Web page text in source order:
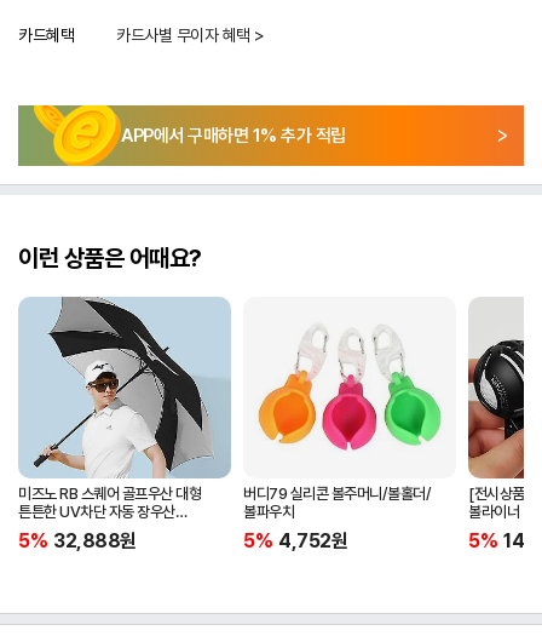
카드혜택 카드사별 무이자 혜택 >
APP에서 구매하면 1% 추가 적립
이런 상품은 어때요?
미즈노 RB 스퀘어 골프우산 대형
튼튼한 UV차단 자동 장우산
5LKY22100
5% 32,888원
버디79 실리콘 볼주머니/볼홀더/
볼파우치
5% 4,752원
[전시상품]
볼라이너 +
5%